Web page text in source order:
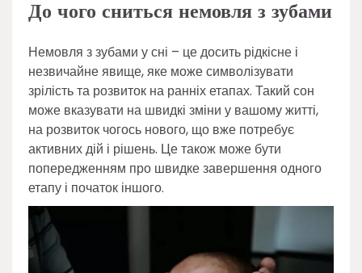
До чого сниться немовля з зубами
Немовля з зубами у сні – це досить рідкісне і
незвичайне явище, яке може символізувати
зрілість та розвиток на ранніх етапах. Такий сон
може вказувати на швидкі зміни у вашому житті,
на розвиток чогось нового, що вже потребує
активних дій і рішень. Це також може бути
попередженням про швидке завершення одного
етапу і початок іншого.